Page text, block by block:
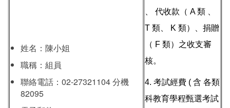
姓名：陳小姐
職稱：組員
聯絡電話：02-27321104 分機
82095
、 代收款（ A 類 、
T 類、 K 類）、捐贈
（ F 類）之收支審
核。
4. 考試經費 ( 含 各類
科教育學程甄選考試